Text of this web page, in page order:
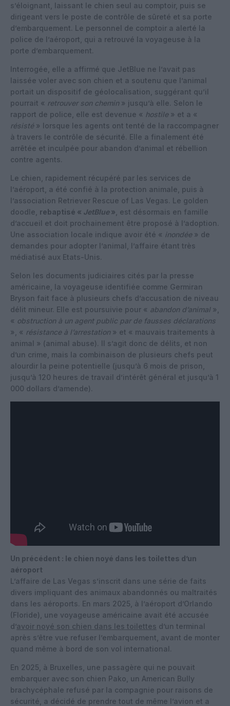
s’éloignant, laissant le chien seul au comptoir, puis se
dirigeant vers le poste de contrôle de sûreté et sa porte
d’embarquement. Le personnel de comptoir a alerté la
police de l’aéroport, qui a retrouvé la voyageuse à la
porte d’embarquement.
Interrogée, elle a affirmé que JetBlue ne l’avait pas
laissée voler avec son chien et a soutenu que l’animal
portait un dispositif de géolocalisation, suggérant qu’il
pourrait « retrouver son chemin » jusqu’à elle. Selon le
rapport de police, elle est devenue « hostile » et a «
résisté » lorsque les agents ont tenté de la raccompagner
à travers le contrôle de sécurité. Elle a finalement été
arrêtée et inculpée pour abandon d’animal et rébellion
contre agents.
Le chien, rapidement récupéré par les services de
l’aéroport, a été confié à la protection animale, puis à
l’association Retriever Rescue of Las Vegas. Le golden
doodle, rebaptisé « JetBlue» , est désormais en famille
d’accueil et doit prochainement être proposé à l’adoption.
Une association locale indique avoir été « inondée » de
demandes pour adopter l’animal, l’affaire étant très
médiatisé aux Etats-Unis.
Selon les documents judiciaires cités par la presse
américaine, la voyageuse identifiée comme Germiran
Bryson fait face à plusieurs chefs d’accusation de niveau
délit mineur. Elle est poursuivie pour « abandon d’animal»,
« obstruction à un agent public par de fausses déclarations
», « résistance à l’arrestation » et « mauvais traitements à
animal » (animal abuse). Il s’agit donc de délits, et non
d’un crime, mais la combinaison de plusieurs chefs peut
alourdir la peine potentielle (jusqu’à 6 mois de prison,
jusqu’à 120 heures de travail d’intérêt général et jusqu’à 1
000 dollars d’amende).
Un précédent : le chien noyé dans les toilettes d’un
aéroport
L’affaire de Las Vegas s’inscrit dans une série de faits
divers impliquant des animaux abandonnés ou maltraités
dans les aéroports. En mars 2025, à l’aéroport d’Orlando
(Floride), une voyageuse américaine avait été accusée
d’avoir noyé son chien dans les toilettes d’un terminal
après s’être vue refuser l’embarquement, avant de monter
quand même à bord de son vol international.
En 2025, à Bruxelles, une passagère qui ne pouvait
embarquer avec son chien Pako, un American Bully
brachycéphale refusé par la compagnie pour raisons de
sécurité, a décidé de prendre tout de même l’avion et a